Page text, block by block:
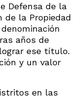
Defensa de la
de la Propiedad
años de
ese título.
y un valor
en las